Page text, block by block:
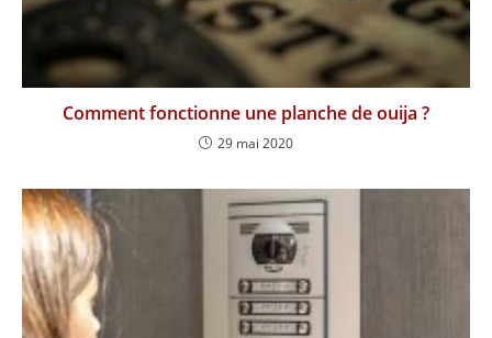
Comment fonctionne une planche de ouija ?
29 mai 2020